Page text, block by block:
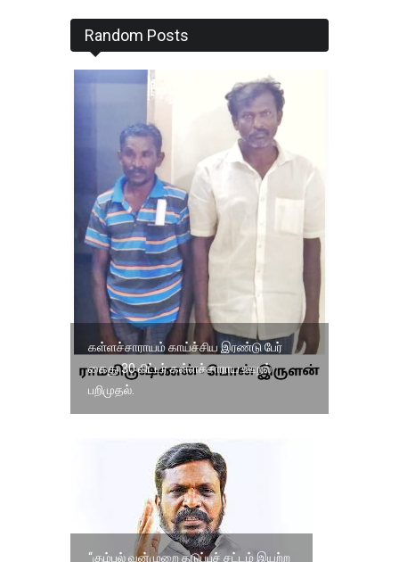
Random Posts
கள்ளச்சாராயம் காய்ச்சிய இரண்டு பேர்
கைது 30 லிட்டர் கள்ளச்சாராய ஊறல்
பறிமுதல்.
“கும்பல் வன்முறை தடுப்புச் சட்டம் இயற்ற